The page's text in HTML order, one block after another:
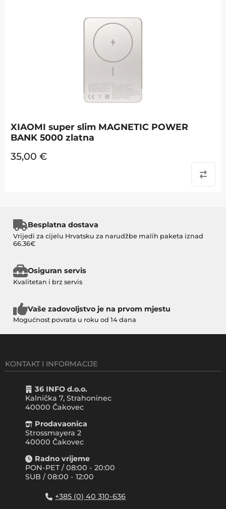
XIAOMI super slim MAGNETIC POWER
BANK 5000 zlatna
35,00 €
Besplatna dostava
Vrijedi za cijelu Hrvatsku za narudžbe malih paketa iznad
66.36€
Osiguran servis
Kvalitetan i brz servis
Vaše zadovoljstvo je na prvom mjestu
Mogućnost povrata u roku od 14 dana
KONTAKT I INFORMACIJE
36 INFO d.o.o.
Kalnička 7, Strahoninec
40000 Čakovec
Prodavaonica
Strossmayera 2
40000 Čakovec
Radno vrijeme
PON-PET / 08:00 - 20:00
SUB / 08:00 - 12:00
+385 (0) 40 310-636